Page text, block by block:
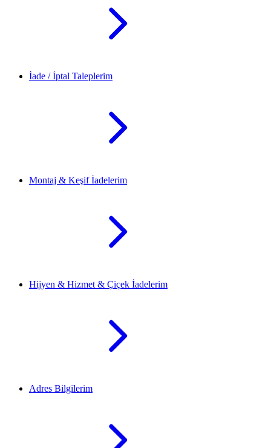
İade / İptal Taleplerim
Montaj & Keşif İadelerim
Hijyen & Hizmet & Çiçek İadelerim
Adres Bilgilerim